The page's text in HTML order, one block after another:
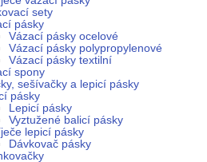
sety
pásky
Vázací pásky ocelové
Vázací pásky polypropylenové
Vázací pásky textilní
spony
sešívačky a lepicí pásky
pásky
Lepicí pásky
Vyztužené balicí pásky
lepicí pásky
Dávkovač pásky